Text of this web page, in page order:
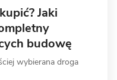
Jaki
budowę
wybierana droga